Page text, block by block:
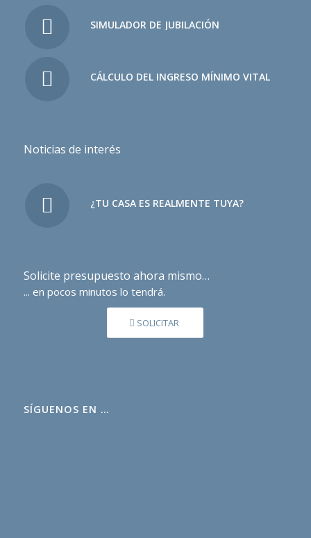
SIMULADOR DE JUBILACIÓN
CÁLCULO DEL INGRESO MÍNIMO VITAL
Noticias de interés
¿TU CASA ES REALMENTE TUYA?
Solicite presupuesto ahora mismo…
... en pocos minutos lo tendrá.
SOLICITAR
SÍGUENOS EN …